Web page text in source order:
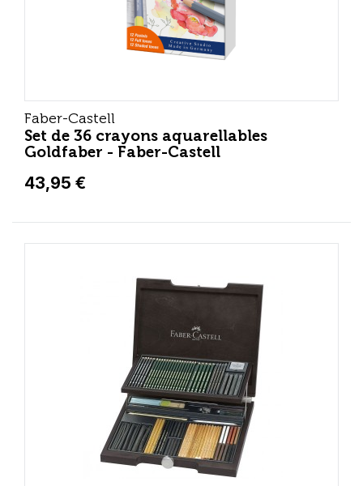
Faber-Castell
Set de 36 crayons aquarellables
Goldfaber - Faber-Castell
43,95 €